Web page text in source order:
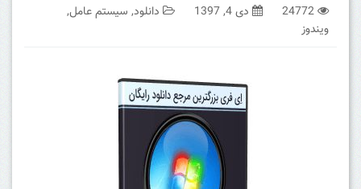
24772 دی 4, 1397 دانلود, سیستم عامل,
ویندوز